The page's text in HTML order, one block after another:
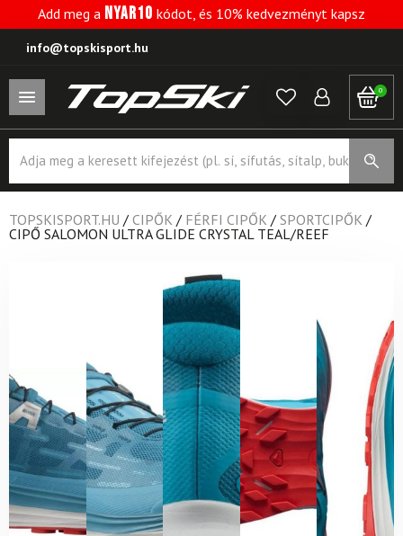
Add meg a NYAR10 kódot, és 10% kedvezményt kapsz
info@topskisport.hu
0
search
TOPSKISPORT.HU / CIPŐK / FÉRFI CIPŐK / SPORTCIPŐK /
CIPŐ SALOMON ULTRA GLIDE CRYSTAL TEAL/REEF